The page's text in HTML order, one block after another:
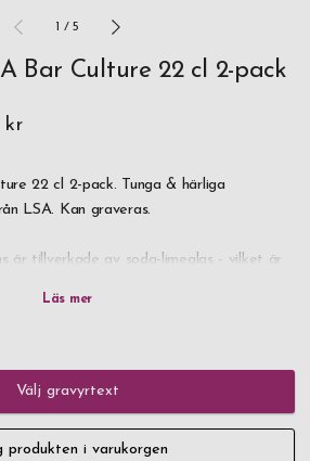
1 /5
Bar Culture 22 cl 2-pack
kr
22 cl 2-pack. Tunga & härliga
LSA. Kan graveras.
är tillverkade av soda-limeglas - vilket är
av sand, soda och lime. Att skapa
uppgift som säkerställer att textur,
i det färdiga stycket är exakt som
Välj gravyrtext
produkten i varukorgen